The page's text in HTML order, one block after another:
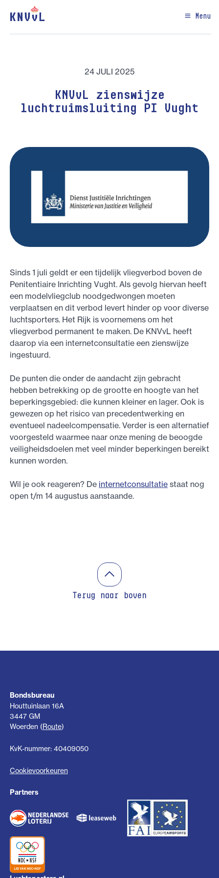
Menu
24 JULI 2025
KNVvL zienswijze
luchtruimsluiting PI Vught
Sinds 1 juli geldt er een tijdelijk vliegverbod boven de
Penitentiaire Inrichting Vught. Als gevolg hiervan heeft
een modelvliegclub noodgedwongen moeten
verplaatsen en dit verbod levert hinder op voor diverse
luchtsporters. Het Rijk is voornemens om het
vliegverbod permanent te maken. De KNVvL heeft
daarop via een internetconsultatie een zienswijze
ingestuurd.
De punten die onder de aandacht zijn gebracht
hebben betrekking op de grootte en hoogte van het
beperkingsgebied: die kunnen kleiner en lager. Ook is
gewezen op het risico van precedentwerking en
eventueel nadeelcompensatie. Verder is een alternatief
voorgesteld waarmee naar onze mening de beoogde
veiligheidsdoelen met veel minder beperkingen bereikt
kunnen worden.
Wil je ook reageren? De internetconsultatie staat nog
open t/m 14 augustus aanstaande.
Terug naar boven
Bondsbureau
Houttuinlaan 16A
3447 GM
Woerden (Route)
KvK-nummer: 40409050
Cookievoorkeuren
Partners